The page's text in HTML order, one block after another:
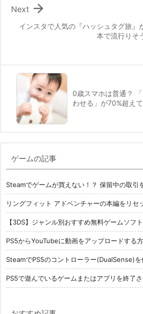
インスタで人気の『ハッシュタグ旅』
本で流行りそ

Next
0歳スマホは普通？
わせる」が70%超え
ゲームの記事
Steamでゲームが買えない！？ 保留中の取引
リングフィット アドベンチャーの本編をリセ
【3DS】ジャンル別おすすめ無料ゲームソフ
PS5からYouTubeに動画をアップロードする
SteamでPS5のコントローラー(DualSense)
PS5で遊んでいるゲームまたはアプリを終了